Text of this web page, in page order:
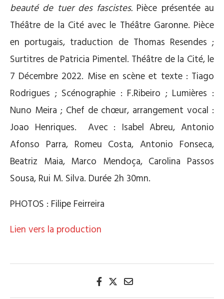
beauté de tuer des fascistes. Pièce présentée au
Théâtre de la Cité avec le Théâtre Garonne. Pièce
en portugais, traduction de Thomas Resendes ;
Surtitres de Patricia Pimentel. Théâtre de la Cité, le
7 Décembre 2022. Mise en scène et texte : Tiago
Rodrigues ; Scénographie : F.Ribeiro ; Lumières :
Nuno Meira ; Chef de chœur, arrangement vocal :
Joao Henriques. Avec : Isabel Abreu, Antonio
Afonso Parra, Romeu Costa, Antonio Fonseca,
Beatriz Maia, Marco Mendoça, Carolina Passos
Sousa, Rui M. Silva. Durée 2h 30mn.
PHOTOS : Filipe Feirreira
Lien vers la production